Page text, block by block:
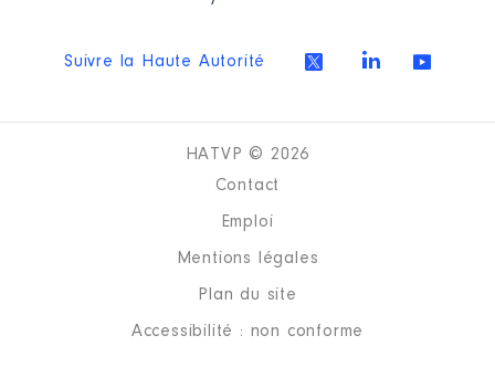
Suivre la Haute Autorité
HATVP © 2026
Contact
Emploi
Mentions légales
Plan du site
Accessibilité : non conforme